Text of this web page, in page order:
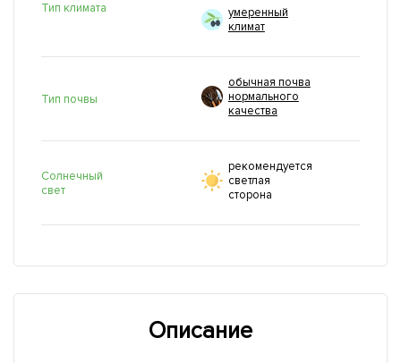
Тип климата
умеренный
климат
Тип почвы
обычная почва
нормального
качества
Солнечный
свет
рекомендуется
светлая
сторона
Описание